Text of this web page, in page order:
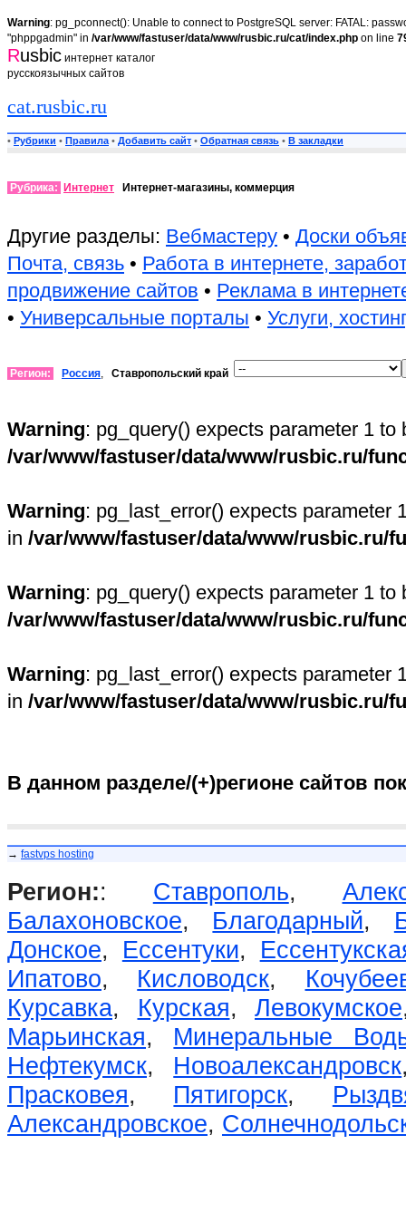
Warning: pg_pconnect(): Unable to connect to PostgreSQL server: FATAL:
"phppgadmin" in /var/www/fastuser/data/www/rusbic.ru/cat/index.php on line
Rusbic интернет каталог
русскоязычных сайтов
cat.rusbic.ru
• Рубрики • Правила • Добавить сайт • Обратная связь • В закладки
Рубрика: Интернет Интернет-магазины, коммерция
Другие разделы: Вебмастеру • Доски
Почта, связь • Работа в интернете,
продвижение сайтов • Реклама в
• Универсальные порталы • Услуги,
Регион: Россия, Ставропольский край
Warning: pg_query() expects parameter 1
/var/www/fastuser/data/www/rusbic.ru/
Warning: pg_last_error() expects parameter
in /var/www/fastuser/data/www/rusbic.ru/
Warning: pg_query() expects parameter 1
/var/www/fastuser/data/www/rusbic.ru/
Warning: pg_last_error() expects parameter
in /var/www/fastuser/data/www/rusbic.ru/
В данном разделе/(+)регионе сайтов
→ fastvps hosting
Регион:: Ставрополь,
Балахоновское, Благодарный,
Донское, Ессентуки,
Ипатово, Кисловодск,
Курсавка, Курская, Левокумское
Марьинская, Минеральные
Нефтекумск, Новоалександровск
Прасковея, Пятигорск,
Александровское,